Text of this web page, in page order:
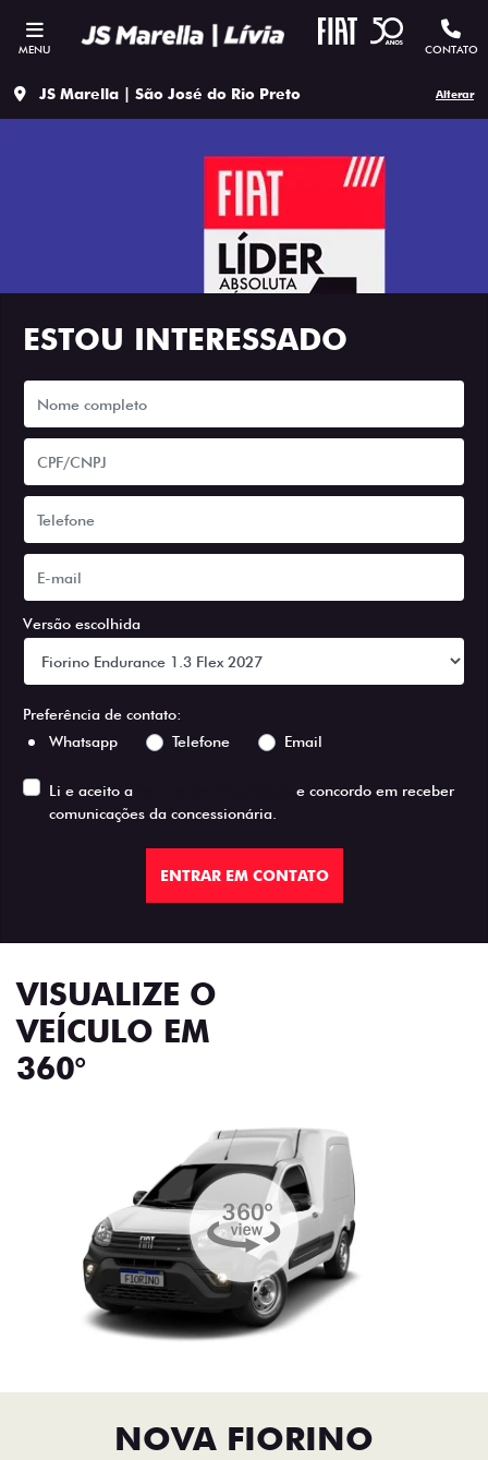
MENU CONTATO
JS Marella | São José do Rio Preto Alterar
ESTOU INTERESSADO
Versão escolhida
Preferência de contato:
Whatsapp
Telefone Email
Li e aceito a
e concordo em receber
comunicações da concessionária.
ENTRAR EM CONTATO
VISUALIZE O
VEÍCULO EM
360°
NOVA FIORINO